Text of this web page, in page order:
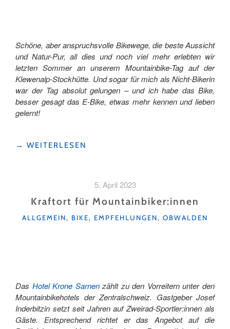
Schöne, aber anspruchsvolle Bikewege, die beste Aussicht
und Natur-Pur, all dies und noch viel mehr erlebten wir
letzten Sommer an unserem Mountainbike-Tag auf der
Klewenalp-Stockhütte. Und sogar für mich als Nicht-Bikerin
war der Tag absolut gelungen – und ich habe das Bike,
besser gesagt das E-Bike, etwas mehr kennen und lieben
gelernt!
"MEIN
KLEWENALP-
ALS
→ WEITERLESEN
5. April 2023
Kraftort für Mountainbiker:innen
KATEGORIEN
ALLGEMEIN, BIKE, EMPFEHLUNGEN, OBWALDEN
Das Hotel Krone Sarnenzählt zu den Vorreitern unter den
Mountainbikehotels der Zentralschweiz. Gastgeber Josef
Inderbitzin setzt seit Jahren auf Zweirad-Sportler:innen als
Gäste. Entsprechend richtet er das Angebot auf die